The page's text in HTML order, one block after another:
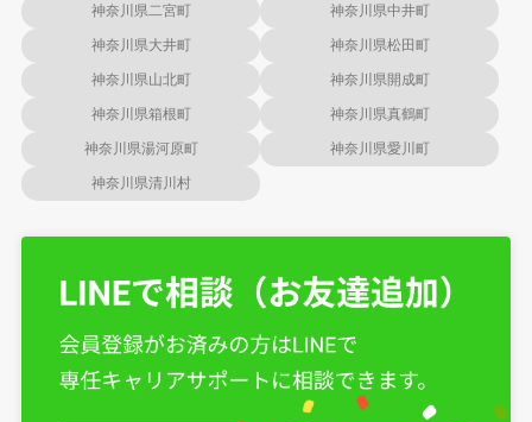
神奈川県二宮町 神奈川県中井町
神奈川県大井町 神奈川県松田町
神奈川県山北町 神奈川県開成町
神奈川県箱根町 神奈川県真鶴町
神奈川県湯河原町 神奈川県愛川町
神奈川県清川村